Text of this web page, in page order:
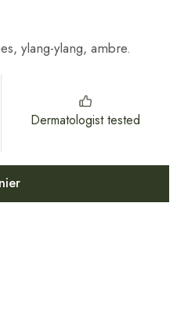
ylang-ylang, ambre.
Dermatologist tested